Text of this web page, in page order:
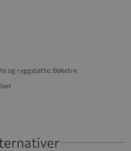
og ryggstøtte: Bøketre